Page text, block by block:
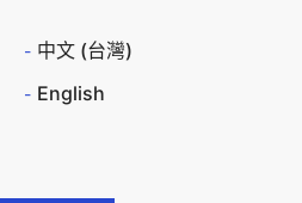
中文 (台灣)
English